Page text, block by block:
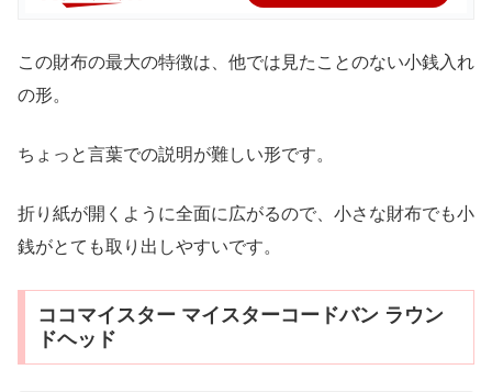
この財布の最大の特徴は、他では見たことのない小銭入れ
の形。
ちょっと言葉での説明が難しい形です。
折り紙が開くように全面に広がるので、小さな財布でも小
銭がとても取り出しやすいです。
ココマイスター マイスターコードバン ラウン
ドヘッド